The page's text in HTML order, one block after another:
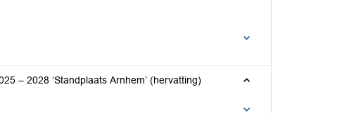
– 2028 ‘Standplaats Arnhem’ (hervatting)